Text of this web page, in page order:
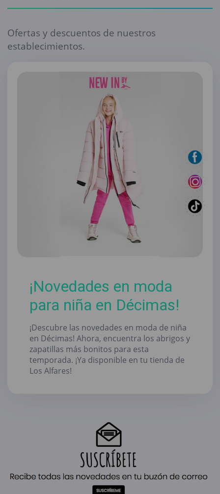
Ofertas y descuentos de nuestros
establecimientos.
¡Novedades en moda
para niña en Décimas!
¡Descubre las novedades en moda de niña
en Décimas! Ahora, encuentra los abrigos y
zapatillas más bonitos para esta
temporada. ¡Ya disponible en tu tienda de
Los Alfares!